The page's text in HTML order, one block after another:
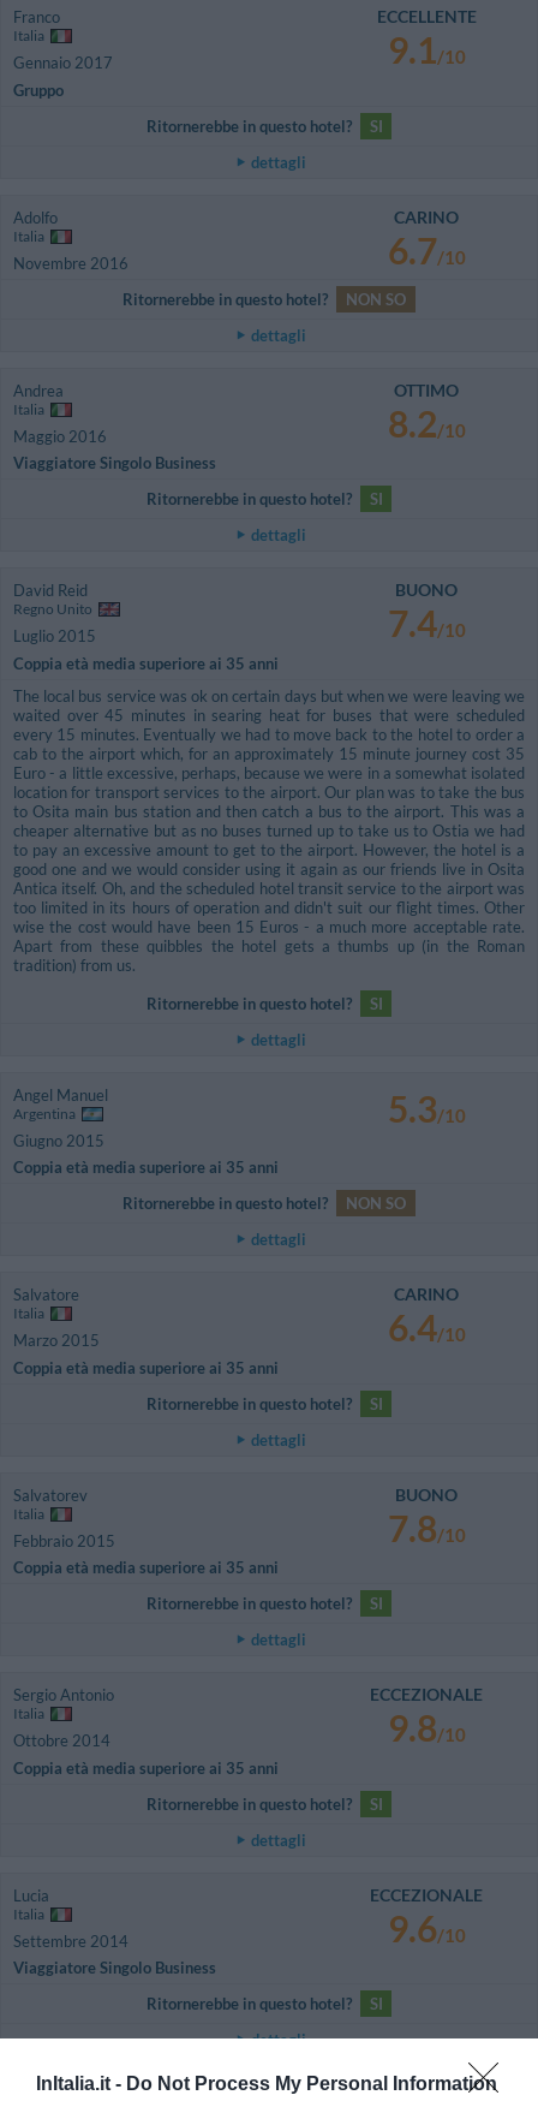
InItalia.it - Do Not Process My Personal Information
Franco
Italia
Gennaio 2017
Gruppo
ECCELLENTE
9.1/10
Ritornerebbe in questo hotel?
SI
dettagli
Adolfo
Italia
Novembre 2016
CARINO
6.7/10
Ritornerebbe in questo hotel?
NON SO
dettagli
Andrea
Italia
Maggio 2016
Viaggiatore Singolo Business
OTTIMO
8.2/10
Ritornerebbe in questo hotel?
SI
dettagli
David Reid
Regno Unito
Luglio 2015
Coppia età media superiore ai 35 anni
BUONO
7.4/10
The local bus service was ok on certain days but when we were leaving we
waited over 45 minutes in searing heat for buses that were scheduled
every 15 minutes. Eventually we had to move back to the hotel to order a
cab to the airport which, for an approximately 15 minute journey cost 35
Euro - a little excessive, perhaps, because we were in a somewhat isolated
location for transport services to the airport. Our plan was to take the bus
to Osita main bus station and then catch a bus to the airport. This was a
cheaper alternative but as no buses turned up to take us to Ostia we had
to pay an excessive amount to get to the airport. However, the hotel is a
good one and we would consider using it again as our friends live in Osita
Antica itself. Oh, and the scheduled hotel transit service to the airport was
too limited in its hours of operation and didn't suit our flight times. Other
wise the cost would have been 15 Euros - a much more acceptable rate.
Apart from these quibbles the hotel gets a thumbs up (in the Roman
tradition) from us.
Ritornerebbe in questo hotel?
SI
dettagli
Angel Manuel
Argentina
Giugno 2015
Coppia età media superiore ai 35 anni
5.3/10
Ritornerebbe in questo hotel?
NON SO
dettagli
Salvatore
Italia
Marzo 2015
Coppia età media superiore ai 35 anni
CARINO
6.4/10
Ritornerebbe in questo hotel?
SI
dettagli
Salvatorev
Italia
Febbraio 2015
Coppia età media superiore ai 35 anni
BUONO
7.8/10
Ritornerebbe in questo hotel?
SI
dettagli
Sergio Antonio
Italia
Ottobre 2014
Coppia età media superiore ai 35 anni
ECCEZIONALE
9.8/10
Ritornerebbe in questo hotel?
SI
dettagli
Lucia
Italia
Settembre 2014
Viaggiatore Singolo Business
ECCEZIONALE
9.6/10
Ritornerebbe in questo hotel?
SI
dettagli
Viktoria CARINO